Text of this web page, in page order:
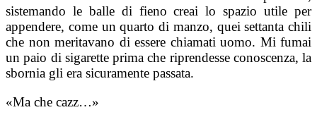
sistemando le balle di fieno creai lo spazio utile per
appendere, come un quarto di manzo, quei settanta chili
che non meritavano di essere chiamati uomo. Mi fumai
un paio di sigarette prima che riprendesse conoscenza, la
sbornia gli era sicuramente passata.
«Ma che cazz…»